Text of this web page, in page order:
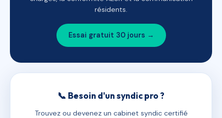
résidents.
Essai gratuit 30 jours →
📞 Besoin d'un syndic pro ?
Trouvez ou devenez un cabinet syndic certifié